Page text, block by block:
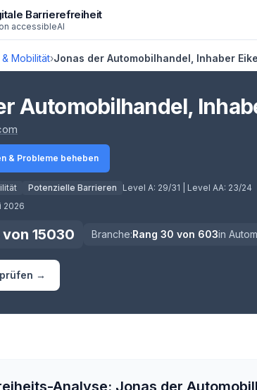
Barrierefreiheit
accessibleAI
Mobilität›Jonas der Automobilhandel, Inhaber
Automobilhandel,
& Probleme beheben
Potenzielle Barrieren Level A: 29/31 | Level AA: 23/24
2026
von 15030 Branche:Rang 30 von 603in
→
Analyse: Jonas der